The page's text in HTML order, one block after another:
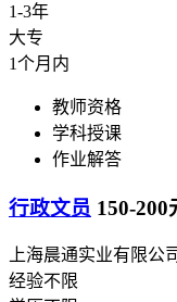
1-3年
大专
1个月内
教师资格
学科授课
作业解答
行政文员 150-200
上海晨通实业有限公
经验不限